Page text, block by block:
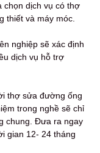
chọn dịch vụ có thợ
thiết và máy móc.
nghiệp sẽ xác định
dịch vụ hỗ trợ
thợ sửa đường ống
trong nghề sẽ chỉ
chung. Đưa ra ngay
gian 12- 24 tháng